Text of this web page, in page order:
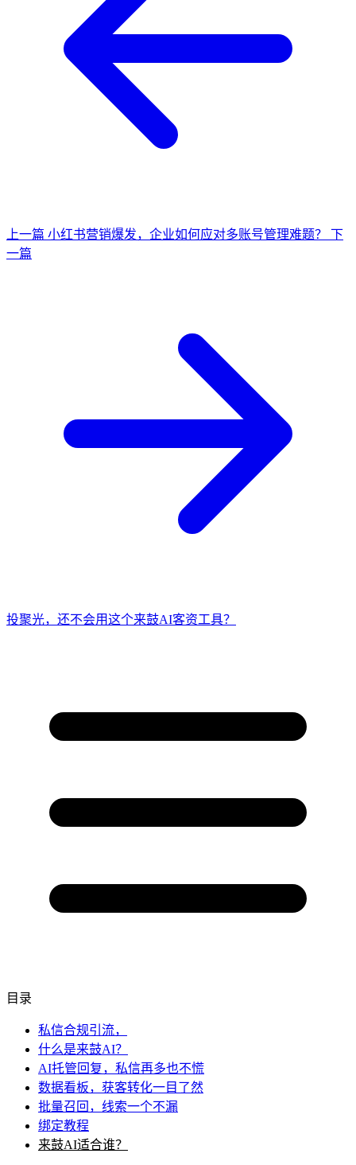
上一篇 小红书营销爆发，企业如何应对多账号管理难题？
下
一篇
投聚光，还不会用这个来鼓AI客资工具？
目录
私信合规引流，
什么是来鼓AI？
AI托管回复，私信再多也不慌
数据看板，获客转化一目了然
批量召回，线索一个不漏
绑定教程
来鼓AI适合谁？